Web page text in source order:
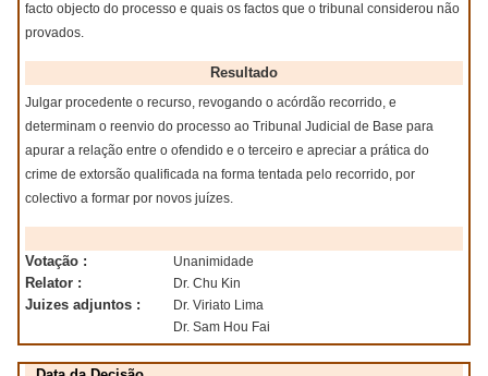
facto objecto do processo e quais os factos que o tribunal considerou não
provados.
Resultado
Julgar procedente o recurso, revogando o acórdão recorrido, e
determinam o reenvio do processo ao Tribunal Judicial de Base para
apurar a relação entre o ofendido e o terceiro e apreciar a prática do
crime de extorsão qualificada na forma tentada pelo recorrido, por
colectivo a formar por novos juízes.
Votação : Unanimidade
Relator : Dr. Chu Kin
Juizes adjuntos :
Dr. Viriato Lima
Dr. Sam Hou Fai